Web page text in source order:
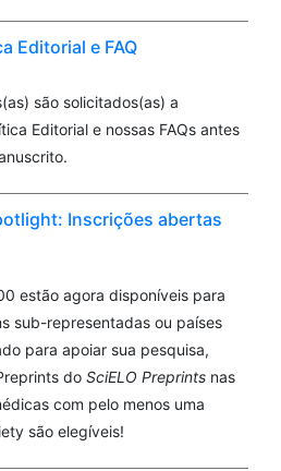
Editorial e FAQ
são solicitados(as) a
Editorial e nossas FAQs antes
Inscrições abertas
estão agora disponíveis para
sub-representadas ou países
para apoiar sua pesquisa,
do SciELO Preprints nas
com pelo menos uma
são elegíveis!